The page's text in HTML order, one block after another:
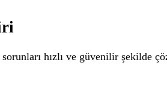
sorunları hızlı ve güvenilir şekilde